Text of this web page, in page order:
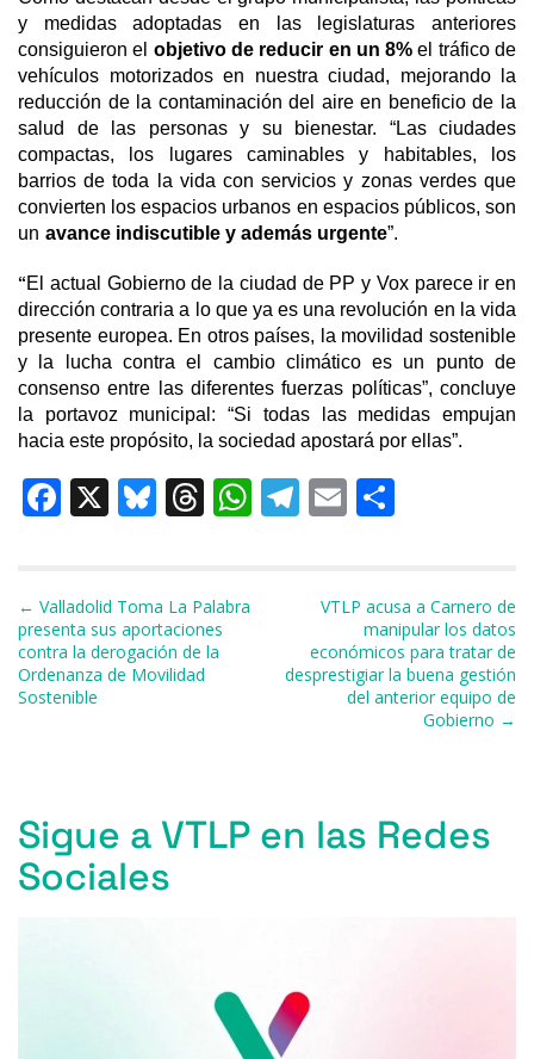
y medidas adoptadas en las legislaturas anteriores
consiguieron el objetivo de reducir en un 8% el tráfico de
vehículos motorizados en nuestra ciudad, mejorando la
reducción de la contaminación del aire en beneficio de la
salud de las personas y su bienestar. “Las ciudades
compactas, los lugares caminables y habitables, los
barrios de toda la vida con servicios y zonas verdes que
convierten los espacios urbanos en espacios públicos, son
un avance indiscutible y además urgente”.
“El actual Gobierno de la ciudad de PP y Vox parece ir en
dirección contraria a lo que ya es una revolución en la vida
presente europea. En otros países, la movilidad sostenible
y la lucha contra el cambio climático es un punto de
consenso entre las diferentes fuerzas políticas”, concluye
la portavoz municipal: “Si todas las medidas empujan
hacia este propósito, la sociedad apostará por ellas”.
F
e
b
o
X
Bl
s
k
y
T
a
d
W T
gr
a
m
E
l
p
ar
ti
Navegación de entradas
← Valladolid Toma La Palabra
presenta sus aportaciones
contra la derogación de la
Ordenanza de Movilidad
Sostenible
VTLP acusa a Carnero de
manipular los datos
económicos para tratar de
desprestigiar la buena gestión
del anterior equipo de
Gobierno →
Sigue a VTLP en las Redes
Sociales